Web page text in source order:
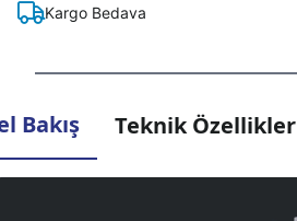
Kargo Bedava
Bakış Teknik Özellikler